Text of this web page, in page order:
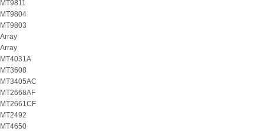
MT9811
MT9804
MT9803
Array
Array
MT4031A
MT3608
MT3405AC
MT2668AF
MT2661CF
MT2492
MT4650